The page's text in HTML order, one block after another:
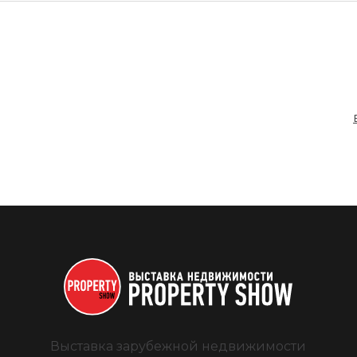
Выставка зарубежной недвижимости